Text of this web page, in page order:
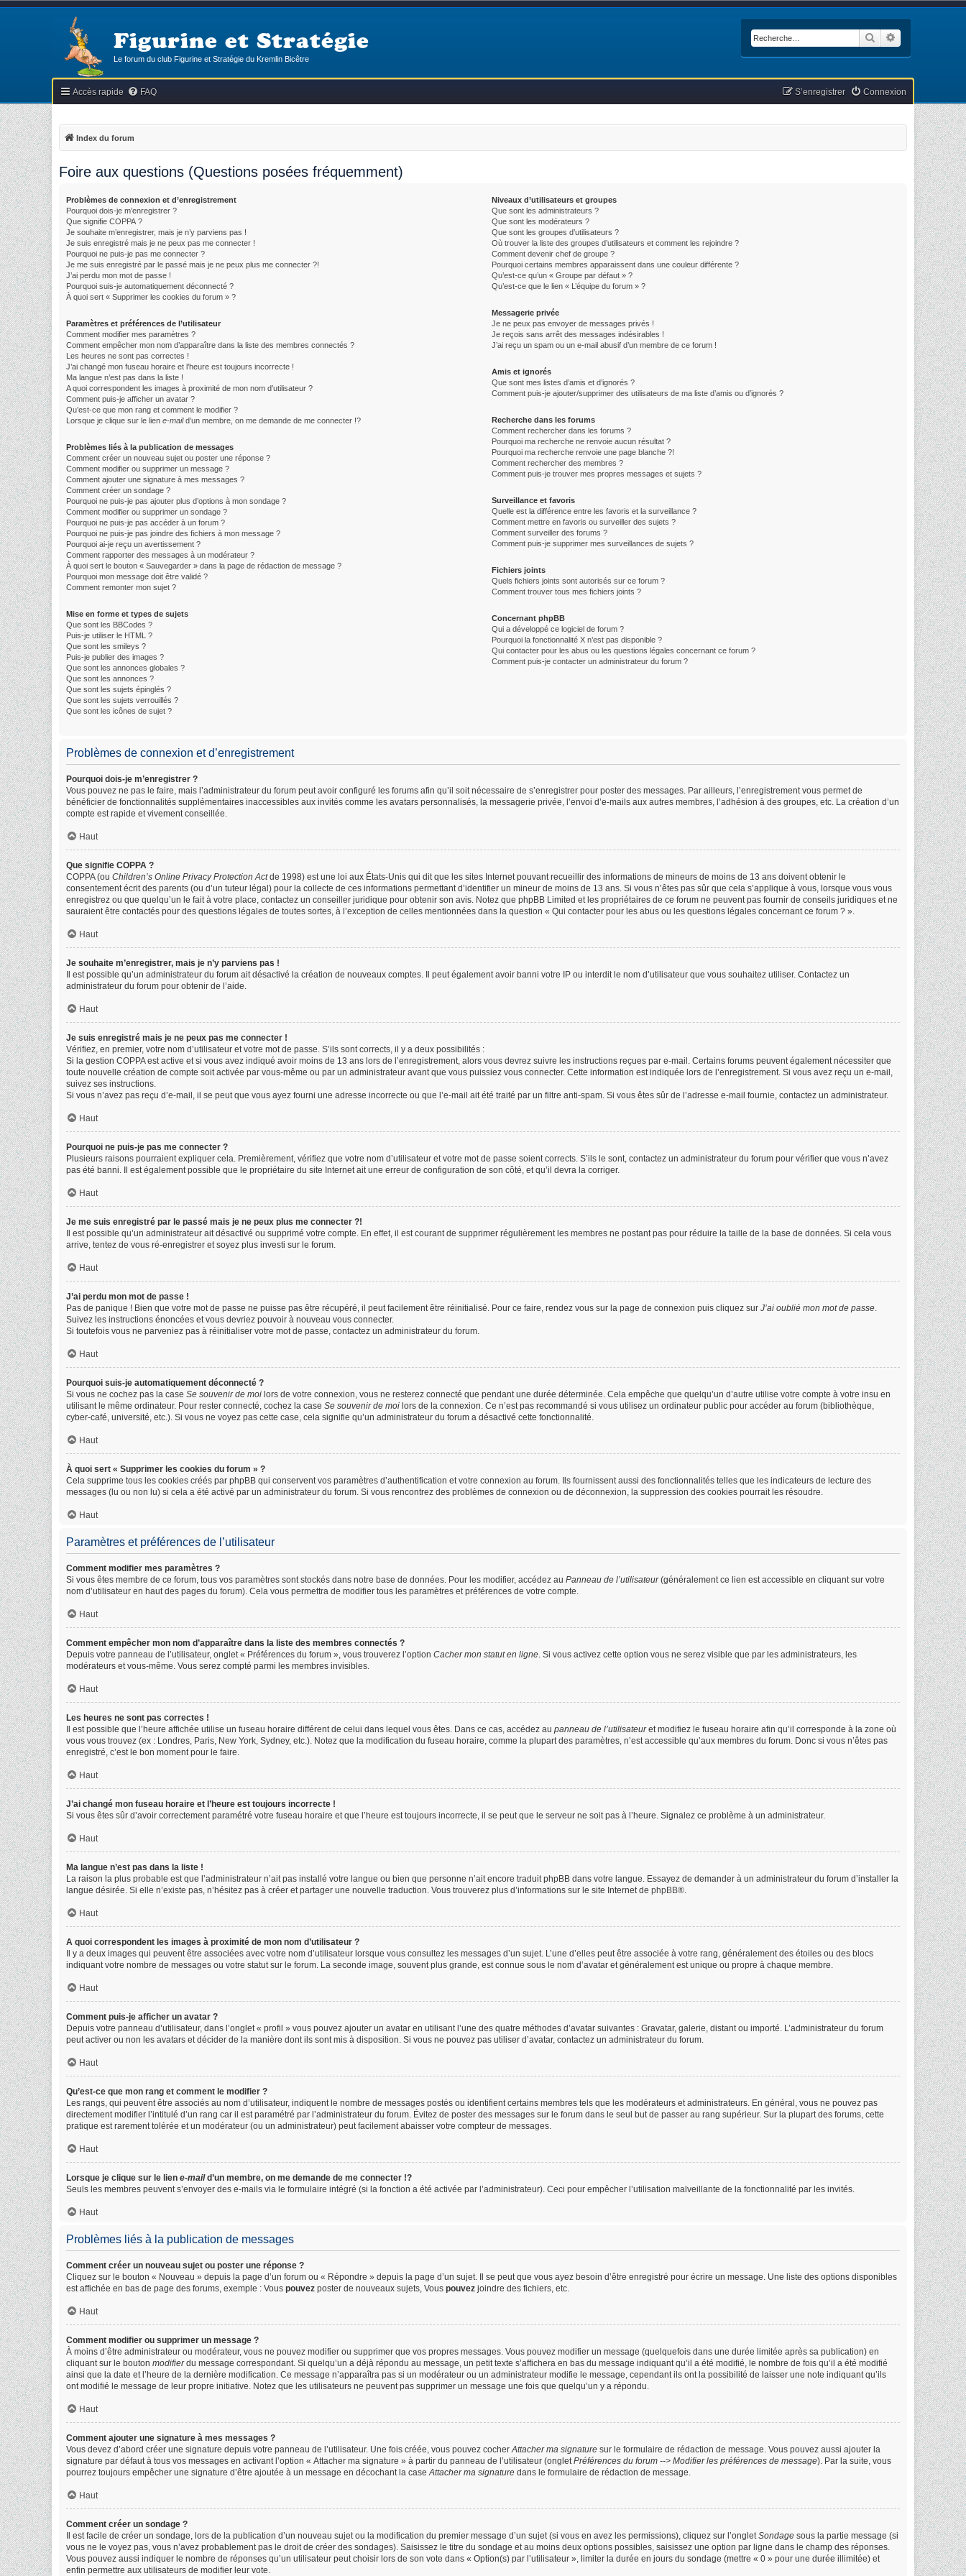
Figurine et Stratégie
Le forum du club Figurine et Stratégie du Kremlin Bicêtre
Rechercher
Accès rapide FAQ Connexion
S’enregistrer
Index du forum
Foire aux questions (Questions posées fréquemment)
Problèmes de connexion et d’enregistrement
Pourquoi dois-je m’enregistrer ?
Que signifie COPPA ?
Je souhaite m’enregistrer, mais je n’y parviens pas !
Je suis enregistré mais je ne peux pas me connecter !
Pourquoi ne puis-je pas me connecter ?
Je me suis enregistré par le passé mais je ne peux plus me connecter ?!
J’ai perdu mon mot de passe !
Pourquoi suis-je automatiquement déconnecté ?
À quoi sert « Supprimer les cookies du forum » ?
Paramètres et préférences de l’utilisateur
Comment modifier mes paramètres ?
Comment empêcher mon nom d’apparaître dans la liste des membres connectés ?
Les heures ne sont pas correctes !
J’ai changé mon fuseau horaire et l’heure est toujours incorrecte !
Ma langue n’est pas dans la liste !
A quoi correspondent les images à proximité de mon nom d’utilisateur ?
Comment puis-je afficher un avatar ?
Qu’est-ce que mon rang et comment le modifier ?
Lorsque je clique sur le lien e-maild’un membre, on me demande de me connecter !?
Problèmes liés à la publication de messages
Comment créer un nouveau sujet ou poster une réponse ?
Comment modifier ou supprimer un message ?
Comment ajouter une signature à mes messages ?
Comment créer un sondage ?
Pourquoi ne puis-je pas ajouter plus d’options à mon sondage ?
Comment modifier ou supprimer un sondage ?
Pourquoi ne puis-je pas accéder à un forum ?
Pourquoi ne puis-je pas joindre des fichiers à mon message ?
Pourquoi ai-je reçu un avertissement ?
Comment rapporter des messages à un modérateur ?
À quoi sert le bouton « Sauvegarder » dans la page de rédaction de message ?
Pourquoi mon message doit être validé ?
Comment remonter mon sujet ?
Mise en forme et types de sujets
Que sont les BBCodes ?
Puis-je utiliser le HTML ?
Que sont les smileys ?
Puis-je publier des images ?
Que sont les annonces globales ?
Que sont les annonces ?
Que sont les sujets épinglés ?
Que sont les sujets verrouillés ?
Que sont les icônes de sujet ?
Niveaux d’utilisateurs et groupes
Que sont les administrateurs ?
Que sont les modérateurs ?
Que sont les groupes d’utilisateurs ?
Où trouver la liste des groupes d’utilisateurs et comment les rejoindre ?
Comment devenir chef de groupe ?
Pourquoi certains membres apparaissent dans une couleur différente ?
Qu’est-ce qu’un « Groupe par défaut » ?
Qu’est-ce que le lien « L’équipe du forum » ?
Messagerie privée
Je ne peux pas envoyer de messages privés !
Je reçois sans arrêt des messages indésirables !
J’ai reçu un spam ou un e-mail abusif d’un membre de ce forum !
Amis et ignorés
Que sont mes listes d’amis et d’ignorés ?
Comment puis-je ajouter/supprimer des utilisateurs de ma liste d’amis ou d’ignorés ?
Recherche dans les forums
Comment rechercher dans les forums ?
Pourquoi ma recherche ne renvoie aucun résultat ?
Pourquoi ma recherche renvoie une page blanche ?!
Comment rechercher des membres ?
Comment puis-je trouver mes propres messages et sujets ?
Surveillance et favoris
Quelle est la différence entre les favoris et la surveillance ?
Comment mettre en favoris ou surveiller des sujets ?
Comment surveiller des forums ?
Comment puis-je supprimer mes surveillances de sujets ?
Fichiers joints
Quels fichiers joints sont autorisés sur ce forum ?
Comment trouver tous mes fichiers joints ?
Concernant phpBB
Qui a développé ce logiciel de forum ?
Pourquoi la fonctionnalité X n’est pas disponible ?
Qui contacter pour les abus ou les questions légales concernant ce forum ?
Comment puis-je contacter un administrateur du forum ?
Problèmes de connexion et d’enregistrement
Pourquoi dois-je m’enregistrer ?
Vous pouvez ne pas le faire, mais l’administrateur du forum peut avoir configuré les forums afin qu’il soit nécessaire de s’enregistrer pour poster des messages. Par ailleurs, l’enregistrement vous permet de
bénéficier de fonctionnalités supplémentaires inaccessibles aux invités comme les avatars personnalisés, la messagerie privée, l’envoi d’e-mails aux autres membres, l’adhésion à des groupes, etc. La création d’un
compte est rapide et vivement conseillée.
Haut
Que signifie COPPA ?
COPPA (ou Children’s Online Privacy Protection Actde 1998) est une loi aux États-Unis qui dit que les sites Internet pouvant recueillir des informations de mineurs de moins de 13 ans doivent obtenir le
consentement écrit des parents (ou d’un tuteur légal) pour la collecte de ces informations permettant d’identifier un mineur de moins de 13 ans. Si vous n’êtes pas sûr que cela s’applique à vous, lorsque vous vous
enregistrez ou que quelqu’un le fait à votre place, contactez un conseiller juridique pour obtenir son avis. Notez que phpBB Limited et les propriétaires de ce forum ne peuvent pas fournir de conseils juridiques et ne
sauraient être contactés pour des questions légales de toutes sortes, à l’exception de celles mentionnées dans la question « Qui contacter pour les abus ou les questions légales concernant ce forum ? ».
Haut
Je souhaite m’enregistrer, mais je n’y parviens pas !
Il est possible qu’un administrateur du forum ait désactivé la création de nouveaux comptes. Il peut également avoir banni votre IP ou interdit le nom d’utilisateur que vous souhaitez utiliser. Contactez un
administrateur du forum pour obtenir de l’aide.
Haut
Je suis enregistré mais je ne peux pas me connecter !
Vérifiez, en premier, votre nom d’utilisateur et votre mot de passe. S’ils sont corrects, il y a deux possibilités :
Si la gestion COPPA est active et si vous avez indiqué avoir moins de 13 ans lors de l’enregistrement, alors vous devrez suivre les instructions reçues par e-mail. Certains forums peuvent également nécessiter que
toute nouvelle création de compte soit activée par vous-même ou par un administrateur avant que vous puissiez vous connecter. Cette information est indiquée lors de l’enregistrement. Si vous avez reçu un e-mail,
suivez ses instructions.
Si vous n’avez pas reçu d’e-mail, il se peut que vous ayez fourni une adresse incorrecte ou que l’e-mail ait été traité par un filtre anti-spam. Si vous êtes sûr de l’adresse e-mail fournie, contactez un administrateur.
Haut
Pourquoi ne puis-je pas me connecter ?
Plusieurs raisons pourraient expliquer cela. Premièrement, vérifiez que votre nom d’utilisateur et votre mot de passe soient corrects. S’ils le sont, contactez un administrateur du forum pour vérifier que vous n’avez
pas été banni. Il est également possible que le propriétaire du site Internet ait une erreur de configuration de son côté, et qu’il devra la corriger.
Haut
Je me suis enregistré par le passé mais je ne peux plus me connecter ?!
Il est possible qu’un administrateur ait désactivé ou supprimé votre compte. En effet, il est courant de supprimer régulièrement les membres ne postant pas pour réduire la taille de la base de données. Si cela vous
arrive, tentez de vous ré-enregistrer et soyez plus investi sur le forum.
Haut
J’ai perdu mon mot de passe !
Pas de panique ! Bien que votre mot de passe ne puisse pas être récupéré, il peut facilement être réinitialisé. Pour ce faire, rendez vous sur la page de connexion puis cliquez sur J’ai oublié mon mot de passe.
Suivez les instructions énoncées et vous devriez pouvoir à nouveau vous connecter.
Si toutefois vous ne parveniez pas à réinitialiser votre mot de passe, contactez un administrateur du forum.
Haut
Pourquoi suis-je automatiquement déconnecté ?
Si vous ne cochez pas la case Se souvenir de moi lors de votre connexion, vous ne resterez connecté que pendant une durée déterminée. Cela empêche que quelqu’un d’autre utilise votre compte à votre insu en
utilisant le même ordinateur. Pour rester connecté, cochez la case Se souvenir de moi lors de la connexion. Ce n’est pas recommandé si vous utilisez un ordinateur public pour accéder au forum (bibliothèque,
cyber-café, université, etc.). Si vous ne voyez pas cette case, cela signifie qu’un administrateur du forum a désactivé cette fonctionnalité.
Haut
À quoi sert « Supprimer les cookies du forum » ?
Cela supprime tous les cookies créés par phpBB qui conservent vos paramètres d’authentification et votre connexion au forum. Ils fournissent aussi des fonctionnalités telles que les indicateurs de lecture des
messages (lu ou non lu) si cela a été activé par un administrateur du forum. Si vous rencontrez des problèmes de connexion ou de déconnexion, la suppression des cookies pourrait les résoudre.
Haut
Paramètres et préférences de l’utilisateur
Comment modifier mes paramètres ?
Si vous êtes membre de ce forum, tous vos paramètres sont stockés dans notre base de données. Pour les modifier, accédez au Panneau de l’utilisateur(généralement ce lien est accessible en cliquant sur votre
nom d’utilisateur en haut des pages du forum). Cela vous permettra de modifier tous les paramètres et préférences de votre compte.
Haut
Comment empêcher mon nom d’apparaître dans la liste des membres connectés ?
Depuis votre panneau de l’utilisateur, onglet « Préférences du forum », vous trouverez l’option Cacher mon statut en ligne. Si vous activez cette option vous ne serez visible que par les administrateurs, les
modérateurs et vous-même. Vous serez compté parmi les membres invisibles.
Haut
Les heures ne sont pas correctes !
Il est possible que l’heure affichée utilise un fuseau horaire différent de celui dans lequel vous êtes. Dans ce cas, accédez au panneau de l’utilisateuret modifiez le fuseau horaire afin qu’il corresponde à la zone où
vous vous trouvez (ex : Londres, Paris, New York, Sydney, etc.). Notez que la modification du fuseau horaire, comme la plupart des paramètres, n’est accessible qu’aux membres du forum. Donc si vous n’êtes pas
enregistré, c’est le bon moment pour le faire.
Haut
J’ai changé mon fuseau horaire et l’heure est toujours incorrecte !
Si vous êtes sûr d’avoir correctement paramétré votre fuseau horaire et que l’heure est toujours incorrecte, il se peut que le serveur ne soit pas à l’heure. Signalez ce problème à un administrateur.
Haut
Ma langue n’est pas dans la liste !
La raison la plus probable est que l’administrateur n’ait pas installé votre langue ou bien que personne n’ait encore traduit phpBB dans votre langue. Essayez de demander à un administrateur du forum d’installer la
langue désirée. Si elle n’existe pas, n’hésitez pas à créer et partager une nouvelle traduction. Vous trouverez plus d’informations sur le site Internet de phpBB®.
Haut
A quoi correspondent les images à proximité de mon nom d’utilisateur ?
Il y a deux images qui peuvent être associées avec votre nom d’utilisateur lorsque vous consultez les messages d’un sujet. L’une d’elles peut être associée à votre rang, généralement des étoiles ou des blocs
indiquant votre nombre de messages ou votre statut sur le forum. La seconde image, souvent plus grande, est connue sous le nom d’avatar et généralement est unique ou propre à chaque membre.
Haut
Comment puis-je afficher un avatar ?
Depuis votre panneau d’utilisateur, dans l’onglet « profil » vous pouvez ajouter un avatar en utilisant l’une des quatre méthodes d’avatar suivantes : Gravatar, galerie, distant ou importé. L’administrateur du forum
peut activer ou non les avatars et décider de la manière dont ils sont mis à disposition. Si vous ne pouvez pas utiliser d’avatar, contactez un administrateur du forum.
Haut
Qu’est-ce que mon rang et comment le modifier ?
Les rangs, qui peuvent être associés au nom d’utilisateur, indiquent le nombre de messages postés ou identifient certains membres tels que les modérateurs et administrateurs. En général, vous ne pouvez pas
directement modifier l’intitulé d’un rang car il est paramétré par l’administrateur du forum. Évitez de poster des messages sur le forum dans le seul but de passer au rang supérieur. Sur la plupart des forums, cette
pratique est rarement tolérée et un modérateur (ou un administrateur) peut facilement abaisser votre compteur de messages.
Haut
Lorsque je clique sur le lien e-maild’un membre, on me demande de me connecter !?
Seuls les membres peuvent s’envoyer des e-mails via le formulaire intégré (si la fonction a été activée par l’administrateur). Ceci pour empêcher l’utilisation malveillante de la fonctionnalité par les invités.
Haut
Problèmes liés à la publication de messages
Comment créer un nouveau sujet ou poster une réponse ?
Cliquez sur le bouton « Nouveau » depuis la page d’un forum ou « Répondre » depuis la page d’un sujet. Il se peut que vous ayez besoin d’être enregistré pour écrire un message. Une liste des options disponibles
est affichée en bas de page des forums, exemple : Vous pouvez poster de nouveaux sujets, Vous pouvez joindre des fichiers, etc.
Haut
Comment modifier ou supprimer un message ?
À moins d’être administrateur ou modérateur, vous ne pouvez modifier ou supprimer que vos propres messages. Vous pouvez modifier un message (quelquefois dans une durée limitée après sa publication) en
cliquant sur le bouton modifierdu message correspondant. Si quelqu’un a déjà répondu au message, un petit texte s’affichera en bas du message indiquant qu’il a été modifié, le nombre de fois qu’il a été modifié
ainsi que la date et l’heure de la dernière modification. Ce message n’apparaîtra pas si un modérateur ou un administrateur modifie le message, cependant ils ont la possibilité de laisser une note indiquant qu’ils
ont modifié le message de leur propre initiative. Notez que les utilisateurs ne peuvent pas supprimer un message une fois que quelqu’un y a répondu.
Haut
Comment ajouter une signature à mes messages ?
Vous devez d’abord créer une signature depuis votre panneau de l’utilisateur. Une fois créée, vous pouvez cocherAttacher ma signature sur le formulaire de rédaction de message. Vous pouvez aussi ajouter la
signature par défaut à tous vos messages en activant l’option « Attacher ma signature » à partir du panneau de l’utilisateur (ongletPréférences du forum --> Modifier les préférences de message). Par la suite, vous
pourrez toujours empêcher une signature d’être ajoutée à un message en décochant la caseAttacher ma signature dans le formulaire de rédaction de message.
Haut
Comment créer un sondage ?
Il est facile de créer un sondage, lors de la publication d’un nouveau sujet ou la modification du premier message d’un sujet (si vous en avez les permissions), cliquez sur l’ongletSondage sous la partie message (si
vous ne le voyez pas, vous n’avez probablement pas le droit de créer des sondages). Saisissez le titre du sondage et au moins deux options possibles, saisissez une option par ligne dans le champ des réponses.
Vous pouvez aussi indiquer le nombre de réponses qu’un utilisateur peut choisir lors de son vote dans « Option(s) par l’utilisateur », limiter la durée en jours du sondage (mettre « 0 » pour une durée illimitée) et
enfin permettre aux utilisateurs de modifier leur vote.